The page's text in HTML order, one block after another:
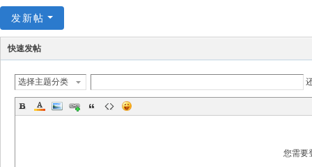
清
发新帖
快速发帖
选择主题分类
您需要